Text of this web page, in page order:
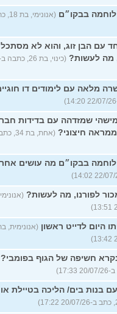
לוחמה בבקו״ם
עם הבן זוג, והוא לא מסתכל
מה לעשות?
מלאה עם לימודים דו
שמזדהה עם בדידות
חיצוני?
לוחמה בבקו״ם מה עושים
לפורנו, מה לעשות?
היום לדייט ראשון
חשיפה של הגוף בפומבי?
בנות בים/ הליכה בטיילת או